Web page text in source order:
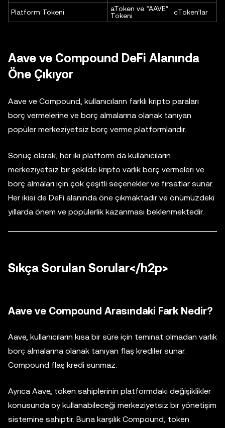
Platform Tokeni
aToken ve “AAVE”
Tokeni
cToken’lar
Aave ve Compound DeFi Alanında
Öne Çıkıyor
Aave ve Compound, kullanıcıların farklı kripto paraları
borç vermelerine ve borç almalarına olanak tanıyan
popüler merkeziyetsiz borç verme platformlarıdır.
Sonuç olarak, her iki platform da kullanıcıların
merkeziyetsiz bir şekilde kripto varlık borç vermeleri ve
borç almaları için çok çeşitli seçenekler ve fırsatlar sunar.
Her ikisi de DeFi alanında öne çıkmaktadır ve önümüzdeki
yıllarda önem ve popülerlik kazanması beklenmektedir.
Sıkça Sorulan Sorular</h2p>
Aave ve Compound Arasındaki Fark Nedir?
Aave, kullanıcıların kısa bir süre için teminat olmadan varlık
borç almalarına olanak tanıyan flaş krediler sunar.
Compound flaş kredi sunmaz.
Ayrıca Aave, token sahiplerinin platformdaki değişiklikler
konusunda oy kullanabileceği merkeziyetsiz bir yönetişim
sistemine sahiptir. Buna karşılık Compound, token